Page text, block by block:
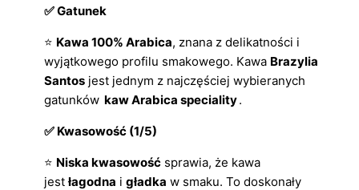
✅ Gatunek
⭐ Kawa 100% Arabica, znana z delikatności i
wyjątkowego profilu smakowego. Kawa Brazylia
Santos jest jednym z najczęściej wybieranych
gatunków kaw Arabica speciality.
✅ Kwasowość (1/5)
⭐ Niska kwasowość sprawia, że kawa
jest łagodna i gładka w smaku. To doskonały